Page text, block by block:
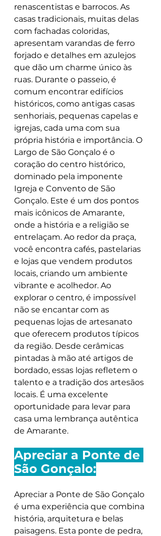
renascentistas e barrocos. As
casas tradicionais, muitas delas
com fachadas coloridas,
apresentam varandas de ferro
forjado e detalhes em azulejos
que dão um charme único às
ruas. Durante o passeio, é
comum encontrar edifícios
históricos, como antigas casas
senhoriais, pequenas capelas e
igrejas, cada uma com sua
própria história e importância. O
Largo de São Gonçalo é o
coração do centro histórico,
dominado pela imponente
Igreja e Convento de São
Gonçalo. Este é um dos pontos
mais icônicos de Amarante,
onde a história e a religião se
entrelaçam. Ao redor da praça,
você encontra cafés, pastelarias
e lojas que vendem produtos
locais, criando um ambiente
vibrante e acolhedor. Ao
explorar o centro, é impossível
não se encantar com as
pequenas lojas de artesanato
que oferecem produtos típicos
da região. Desde cerâmicas
pintadas à mão até artigos de
bordado, essas lojas refletem o
talento e a tradição dos artesãos
locais. É uma excelente
oportunidade para levar para
casa uma lembrança autêntica
de Amarante.
Apreciar a Ponte de
São Gonçalo:
Apreciar a Ponte de São Gonçalo
é uma experiência que combina
história, arquitetura e belas
paisagens. Esta ponte de pedra,